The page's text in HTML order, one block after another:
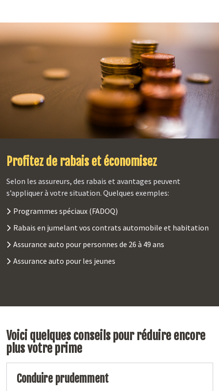
Profitez de rabais et économisez
Selon les assureurs, des rabais et avantages peuvent
s’appliquer à votre situation. Quelques exemples:
Programmes spéciaux (FADOQ)
Rabais en jumelant vos contrats automobile et habitation
Assurance auto pour personnes de 26 à 49 ans
Assurance auto pour les jeunes
Voici quelques conseils pour réduire encore
plus votre prime
Conduire prudemment